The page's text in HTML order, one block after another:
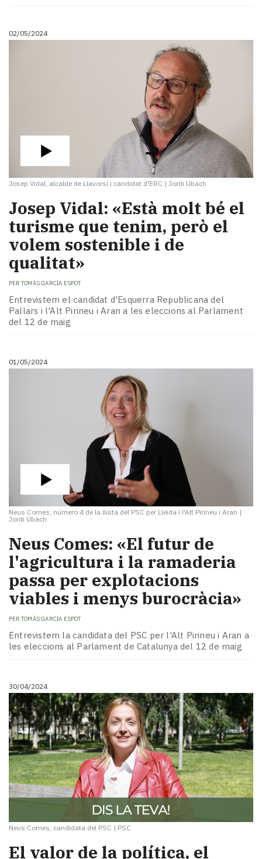
02/05/2024
Josep Vidal, alcalde de Llavorsí i candidat d'ERC | Jordi Ubach
Josep Vidal: «Està molt bé el
turisme que tenim, però el
volem sostenible i de
qualitat»
PER TOMÀS GARCIA ESPOT
Entrevistem el candidat d'Esquerra Republicana del
Pallars i l'Alt Pirineu i Aran a les eleccions al Parlament
del 12 de maig
01/05/2024
Neus Comes, número 4 de la llista del PSC per Lleida i l'Alt Pirineu i Aran |
Jordi Ubach
Neus Comes: «El futur de
l'agricultura i la ramaderia
passa per explotacions
viables i menys burocràcia»
PER TOMÀS GARCIA ESPOT
Entrevistem la candidata del PSC per l'Alt Pirineu i Aran a
les eleccions al Parlament de Catalunya del 12 de maig
30/04/2024
Neus Comes, candidata del PSC | PSC
El valor de la política, el